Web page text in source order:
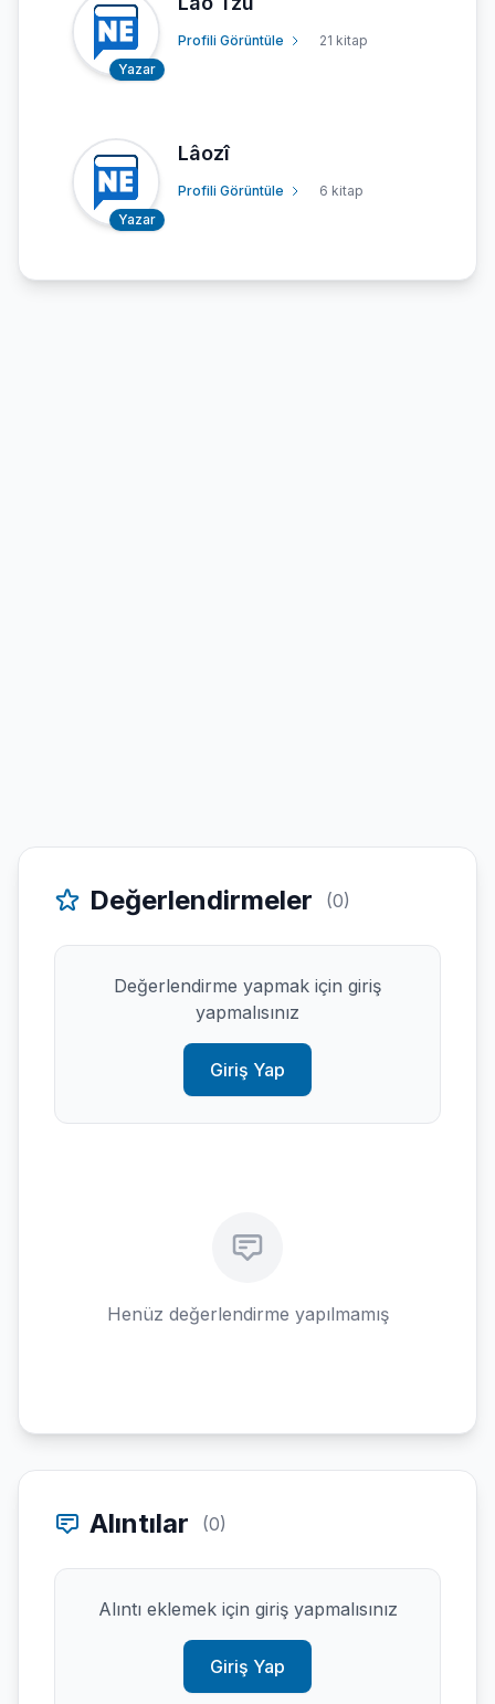
Yazar
Profili Görüntüle 21 kitap
Yazar
Lâozî
Profili Görüntüle 6 kitap
Değerlendirmeler (0)
Değerlendirme yapmak için giriş
yapmalısınız
Giriş Yap
Henüz değerlendirme yapılmamış
Alıntılar (0)
Alıntı eklemek için giriş yapmalısınız
Giriş Yap